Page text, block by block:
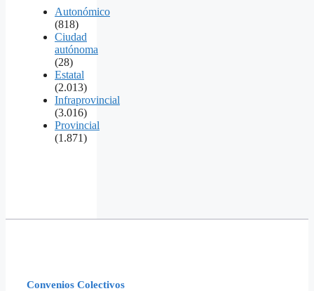
Autonómico
(818)
Ciudad
autónoma
(28)
Estatal
(2.013)
Infraprovincial
(3.016)
Provincial
(1.871)
Convenios Colectivos